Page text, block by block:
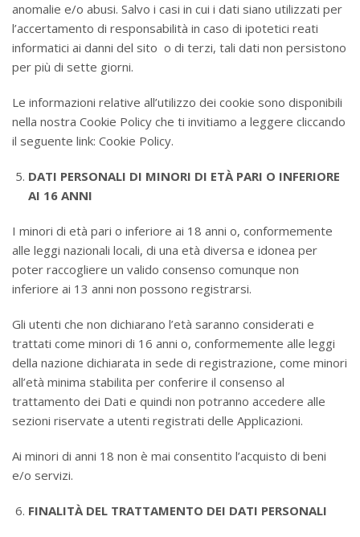
anomalie e/o abusi. Salvo i casi in cui i dati siano utilizzati per
l’accertamento di responsabilità in caso di ipotetici reati
informatici ai danni del sito o di terzi, tali dati non persistono
per più di sette giorni.
Le informazioni relative all’utilizzo dei cookie sono disponibili
nella nostra Cookie Policy che ti invitiamo a leggere cliccando
il seguente link: Cookie Policy.
DATI PERSONALI DI MINORI DI ETÀ PARI O INFERIORE
AI 16 ANNI
I minori di età pari o inferiore ai 18 anni o, conformemente
alle leggi nazionali locali, di una età diversa e idonea per
poter raccogliere un valido consenso comunque non
inferiore ai 13 anni non possono registrarsi.
Gli utenti che non dichiarano l’età saranno considerati e
trattati come minori di 16 anni o, conformemente alle leggi
della nazione dichiarata in sede di registrazione, come minori
all’età minima stabilita per conferire il consenso al
trattamento dei Dati e quindi non potranno accedere alle
sezioni riservate a utenti registrati delle Applicazioni.
Ai minori di anni 18 non è mai consentito l’acquisto di beni
e/o servizi.
FINALITÀ DEL TRATTAMENTO DEI DATI PERSONALI